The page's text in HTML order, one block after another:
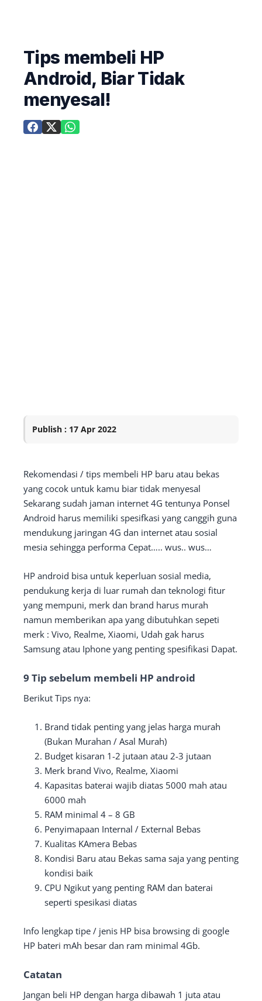
Tips membeli HP
Android, Biar Tidak
menyesal!
Publish : 17 Apr 2022
Rekomendasi / tips membeli HP baru atau bekas
yang cocok untuk kamu biar tidak menyesal
Sekarang sudah jaman internet 4G tentunya Ponsel
Android harus memiliki spesifkasi yang canggih guna
mendukung jaringan 4G dan internet atau sosial
mesia sehingga performa Cepat….. wus.. wus…
HP android bisa untuk keperluan sosial media,
pendukung kerja di luar rumah dan teknologi fitur
yang mempuni, merk dan brand harus murah
namun memberikan apa yang dibutuhkan sepeti
merk : Vivo, Realme, Xiaomi, Udah gak harus
Samsung atau Iphone yang penting spesifikasi Dapat.
9 Tip sebelum membeli HP android
Berikut Tips nya:
Brand tidak penting yang jelas harga murah
(Bukan Murahan / Asal Murah)
Budget kisaran 1-2 jutaan atau 2-3 jutaan
Merk brand Vivo, Realme, Xiaomi
Kapasitas baterai wajib diatas 5000 mah atau
6000 mah
RAM minimal 4 – 8 GB
Penyimapaan Internal / External Bebas
Kualitas KAmera Bebas
Kondisi Baru atau Bekas sama saja yang penting
kondisi baik
CPU Ngikut yang penting RAM dan baterai
seperti spesikasi diatas
Info lengkap tipe / jenis HP bisa browsing di google
HP bateri mAh besar dan ram minimal 4Gb.
Catatan
Jangan beli HP dengan harga dibawah 1 juta atau